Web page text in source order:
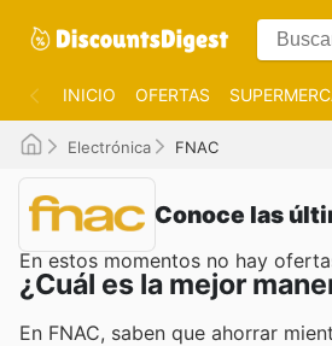
INICIO OFERTAS
Electrónica FNAC
Conoce las
En estos momentos no hay
¿Cuál es la mejor
En FNAC, saben que ahorrar